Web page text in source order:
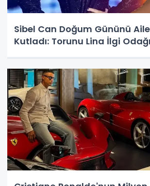
Sibel Can Doğum Gününü
Kutladı: Torunu Lina İlgi